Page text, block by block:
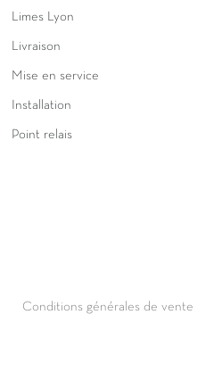
Limes Lyon
Livraison
Mise en service
Installation
Point relais
Conditions générales de vente